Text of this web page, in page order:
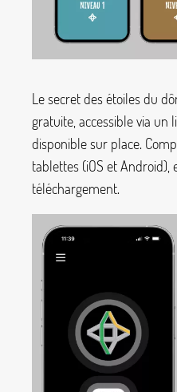
Le secret des étoiles du
gratuite, accessible via un
disponible sur place.
tablettes (iOS et Android),
téléchargement.